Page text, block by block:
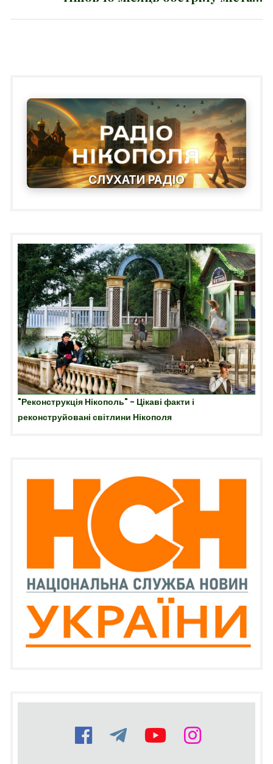
СЛУХАТИ РАДІО
"Реконструкція Нікополь" - Цікаві факти і
реконструйовані світлини Нікополя